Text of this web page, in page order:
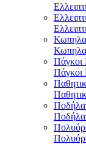
Πάγκοι
Πάγκοι